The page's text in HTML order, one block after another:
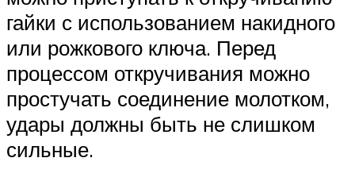
гайки с использованием накидного
или рожкового ключа. Перед
процессом откручивания можно
простучать соединение молотком,
удары должны быть не слишком
сильные.